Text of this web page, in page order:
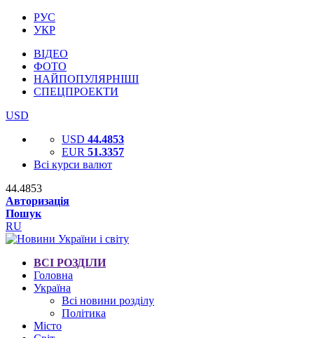
РУС
УКР
ВІДЕО
ФОТО
НАЙПОПУЛЯРНІШІ
СПЕЦПРОЕКТИ
USD
USD 44.4853
EUR 51.3357
Всі курси валют
44.4853
Авторизація
Пошук
RU
ВСІ РОЗДІЛИ
Головна
Україна
Всі новини розділу
Політика
Місто